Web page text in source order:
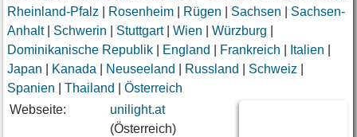
Rheinland-Pfalz
Rosenheim| Rügen Sachsen
Sachsen-
Anhalt| Schwerin Stuttgart| Wien Würzburg
Dominikanische Republik| England Frankreich Italien
Japan
Kanada Neuseeland Russland Schweiz
Spanien
Thailand
Österreich
Webseite:
unilight.at
(Österreich)